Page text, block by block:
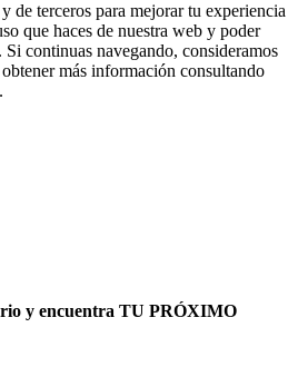
de terceros para mejorar tu experiencia
que haces de nuestra web y poder
continuas navegando, consideramos
más información consultando
.
y encuentra TU PRÓXIMO